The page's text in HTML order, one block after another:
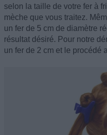
selon la taille de votre fer à
mèche que vous traitez.
un fer de 5 cm de diamètre
résultat désiré. Pour notre
un fer de 2 cm et le procédé